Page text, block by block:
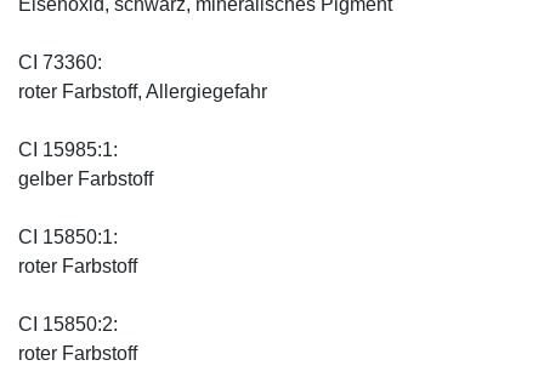
CI 73360:
roter Farbstoff, Allergiegefahr
CI 15985:1:
gelber Farbstoff
CI 15850:1:
roter Farbstoff
CI 15850:2:
roter Farbstoff